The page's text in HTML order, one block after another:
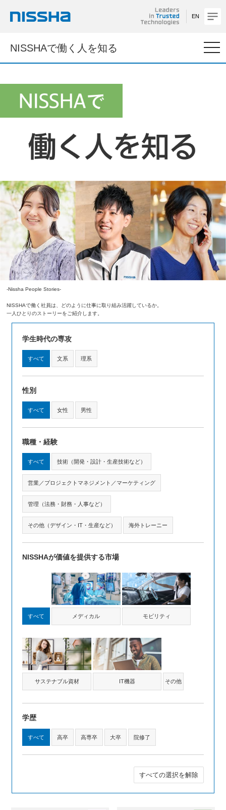
EN
NISSHAで働く人を知る
-Nissha People Stories-
NISSHAで働く社員は、どのように仕事に取り組み活躍しているか。
一人ひとりのストーリーをご紹介します。
学生時代の専攻
すべて 文系 理系
性別
すべて 女性 男性
職種・経験
すべて 技術（開発・設計・生産技術など）
営業／プロジェクトマネジメント／マーケティング
管理（法務・財務・人事など）
その他（デザイン・IT・生産など） 海外トレーニー
NISSHAが価値を提供する市場
すべて メディカル モビリティ
サステナブル資材 IT機器 その他
学歴
すべて 高卒 高専卒 大卒 院修了
すべての選択を解除